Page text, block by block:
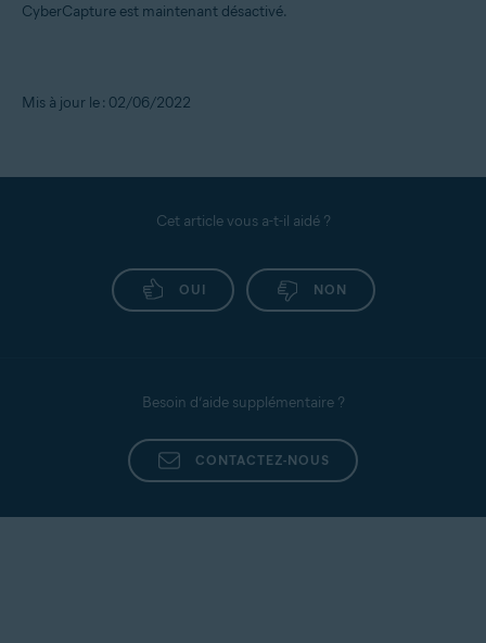
CyberCapture est maintenant désactivé.
Mis à jour le : 02/06/2022
Cet article vous a-t-il aidé ?
OUI NON
Besoin d’aide supplémentaire ?
CONTACTEZ-NOUS